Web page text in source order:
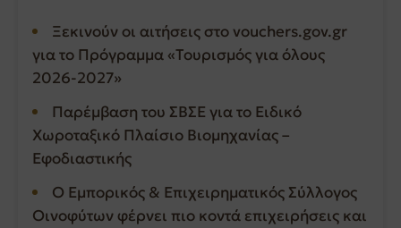
Ξεκινούν οι αιτήσεις στο vouchers.gov.gr
για το Πρόγραμμα «Τουρισμός για όλους
2026-2027»
Παρέμβαση του ΣΒΣΕ για το Ειδικό
Χωροταξικό Πλαίσιο Βιομηχανίας –
Εφοδιαστικής
Ο Εμπορικός & Επιχειρηματικός Σύλλογος
Οινοφύτων φέρνει πιο κοντά επιχειρήσεις και